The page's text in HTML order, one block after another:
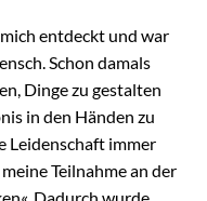
entdeckt und war
Schon damals
Dinge zu gestalten
in den Händen zu
Leidenschaft immer
Teilnahme an der
Dadurch wurde